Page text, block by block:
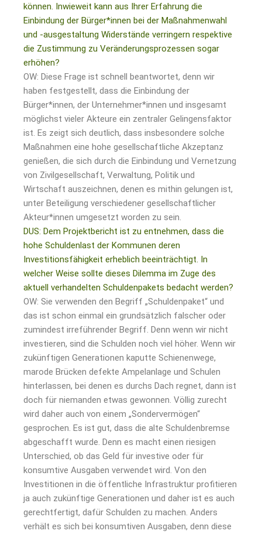
können. Inwieweit kann aus Ihrer Erfahrung die
Einbindung der Bürger*innen bei der Maßnahmenwahl
und -ausgestaltung Widerstände verringern respektive
die Zustimmung zu Veränderungsprozessen sogar
erhöhen?
OW: Diese Frage ist schnell beantwortet, denn wir
haben festgestellt, dass die Einbindung der
Bürger*innen, der Unternehmer*innen und insgesamt
möglichst vieler Akteure ein zentraler Gelingensfaktor
ist. Es zeigt sich deutlich, dass insbesondere solche
Maßnahmen eine hohe gesellschaftliche Akzeptanz
genießen, die sich durch die Einbindung und Vernetzung
von Zivilgesellschaft, Verwaltung, Politik und
Wirtschaft auszeichnen, denen es mithin gelungen ist,
unter Beteiligung verschiedener gesellschaftlicher
Akteur*innen umgesetzt worden zu sein.
DUS: Dem Projektbericht ist zu entnehmen, dass die
hohe Schuldenlast der Kommunen deren
Investitionsfähigkeit erheblich beeinträchtigt. In
welcher Weise sollte dieses Dilemma im Zuge des
aktuell verhandelten Schuldenpakets bedacht werden?
OW: Sie verwenden den Begriff „Schuldenpaket“ und
das ist schon einmal ein grundsätzlich falscher oder
zumindest irreführender Begriff. Denn wenn wir nicht
investieren, sind die Schulden noch viel höher. Wenn wir
zukünftigen Generationen kaputte Schienenwege,
marode Brücken defekte Ampelanlage und Schulen
hinterlassen, bei denen es durchs Dach regnet, dann ist
doch für niemanden etwas gewonnen. Völlig zurecht
wird daher auch von einem „Sondervermögen“
gesprochen. Es ist gut, dass die alte Schuldenbremse
abgeschafft wurde. Denn es macht einen riesigen
Unterschied, ob das Geld für investive oder für
konsumtive Ausgaben verwendet wird. Von den
Investitionen in die öffentliche Infrastruktur profitieren
ja auch zukünftige Generationen und daher ist es auch
gerechtfertigt, dafür Schulden zu machen. Anders
verhält es sich bei konsumtiven Ausgaben, denn diese